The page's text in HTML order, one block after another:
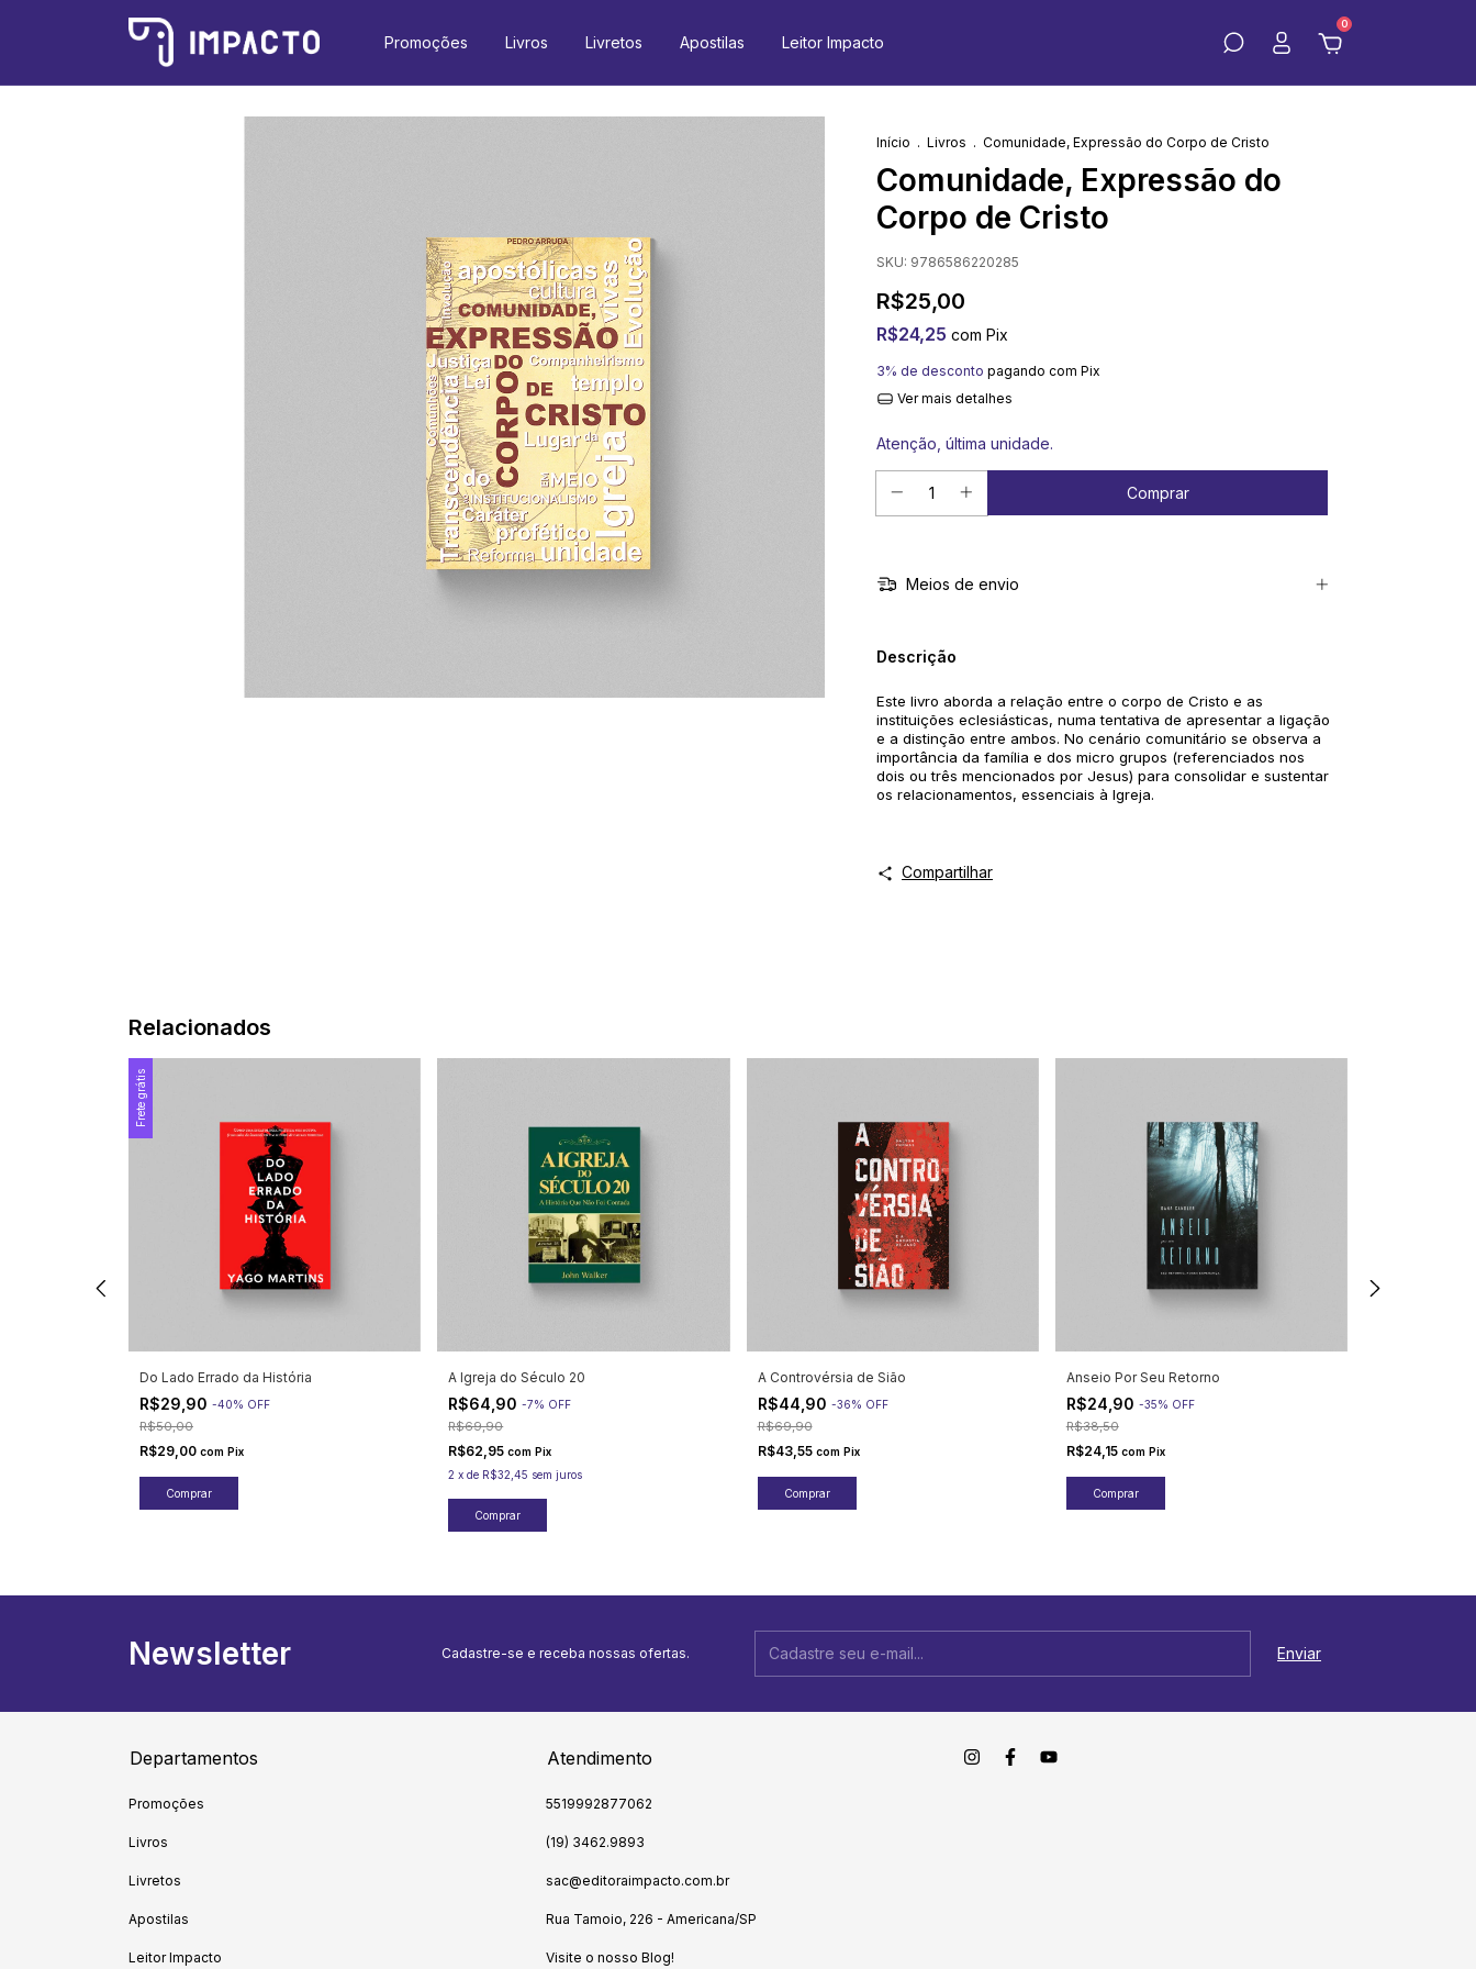
Promoções Livros Livretos Apostilas Leitor Impacto
0
Início . Livros . Comunidade, Expressão do Corpo de Cristo
Comunidade, Expressão do
Corpo de Cristo
SKU: 9786586220285
R$25,00
R$24,25 com Pix
3% de desconto pagando com Pix
Ver mais detalhes
Atenção, última unidade.
Meios de envio
Descrição
Este livro aborda a relação entre o corpo de Cristo e as
instituições eclesiásticas, numa tentativa de apresentar a ligação
e a distinção entre ambos. No cenário comunitário se observa a
importância da família e dos micro grupos (referenciados nos
dois ou três mencionados por Jesus) para consolidar e sustentar
os relacionamentos, essenciais à Igreja.
Compartilhar
Relacionados
Frete grátis
Do Lado Errado da História
R$29,90 -40% OFF
R$50,00
R$29,00 com Pix
A Igreja do Século 20
R$64,90-7% OFF
R$69,90
R$62,95com Pix
2 xde R$32,45 sem juros
A Controvérsia de Sião
R$44,90 -36% OFF
R$69,90
R$43,55 com Pix
Anseio Por Seu Retorno
R$24,90 -35% OFF
R$38,50
R$24,15 com Pix
Newsletter Cadastre-se e receba nossas ofertas.
Departamentos
Promoções
Livros
Livretos
Apostilas
Leitor Impacto
Atendimento
5519992877062
(19) 3462.9893
sac@editoraimpacto.com.br
Rua Tamoio, 226 - Americana/SP
Visite o nosso Blog!